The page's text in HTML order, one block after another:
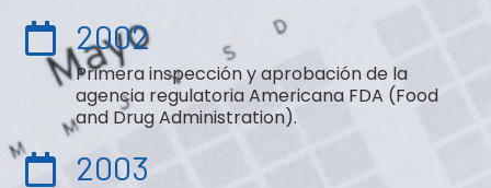
2002
Primera inspección y aprobación de la
agencia regulatoria Americana FDA (Food
and Drug Administration).
2003